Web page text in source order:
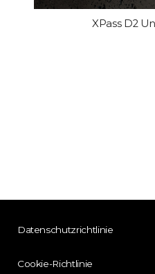
XPass D2
Datenschutzrichtlinie
Cookie-Richtlinie